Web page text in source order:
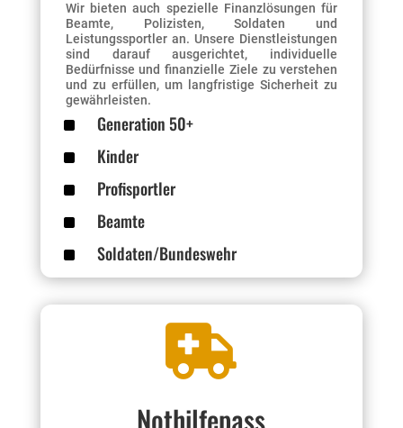
Wir bieten auch spezielle Finanzlösungen für
Beamte, Polizisten, Soldaten und
Leistungssportler an. Unsere Dienstleistungen
sind darauf ausgerichtet, individuelle
Bedürfnisse und finanzielle Ziele zu verstehen
und zu erfüllen, um langfristige Sicherheit zu
gewährleisten.
^ Generation 50+
^ Kinder
^ Profisportler
^ Beamte
^ Soldaten/Bundeswehr

Nothilfepass